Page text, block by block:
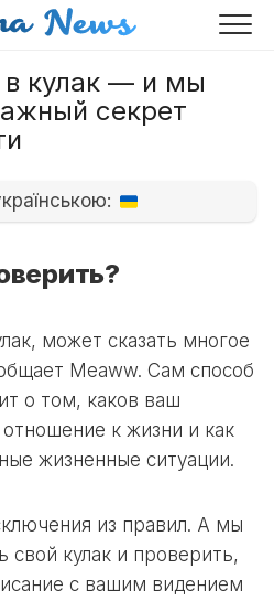
кулак — и мы
секрет
может сказать многое
Meaww. Сам способ
о том, каков ваш
отношение к жизни и как
жизненные ситуации.
из правил. А мы
свой кулак и проверить,
с вашим видением